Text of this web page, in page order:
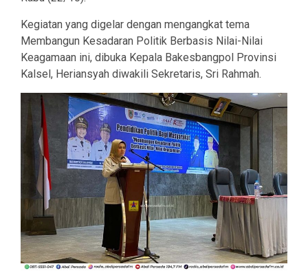
Kegiatan yang digelar dengan mengangkat tema
Membangun Kesadaran Politik Berbasis Nilai-Nilai
Keagamaan ini, dibuka Kepala Bakesbangpol Provinsi
Kalsel, Heriansyah diwakili Sekretaris, Sri Rahmah.